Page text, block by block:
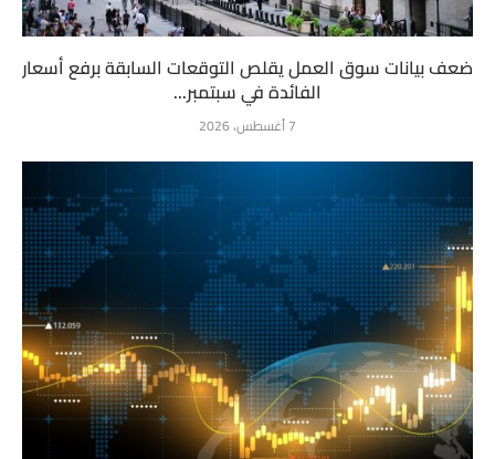
ضعف بيانات سوق العمل يقلص التوقعات السابقة برفع أسعار
الفائدة في سبتمبر...
7 أغسطس، 2026